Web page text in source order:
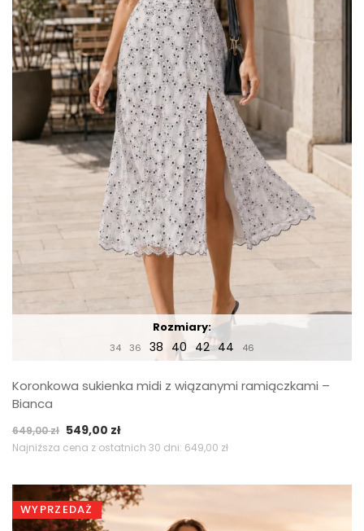
Rozmiary:
34 36 38 40 42 44 46
Koronkowa sukienka midi z wiązanymi ramiączkami –
Bianca
649,00zł Pierwotna
cena
649,00 zł.
549,00 złAktualna
cena
549,00 zł.
Najniższa cena z ostatnich 30 dni: 649,00 zł
WYPRZEDAŻ